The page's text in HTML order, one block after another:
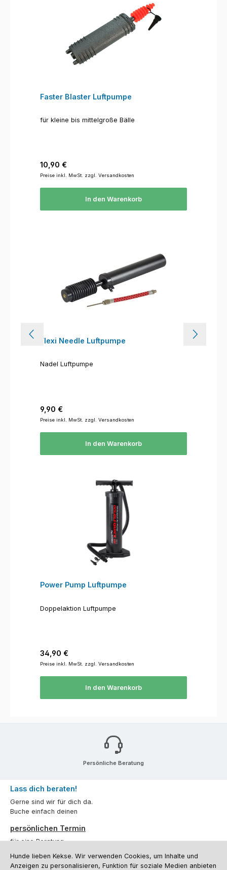
Faster Blaster Luftpumpe
für kleine bis mittelgroße Bälle
Regulärer Preis:
10,90 €
Preise inkl. MwSt. zzgl. Versandkosten
In den Warenkorb
Flexi Needle Luftpumpe
Nadel Luftpumpe
Regulärer Preis:
9,90 €
Preise inkl. MwSt. zzgl. Versandkosten
In den Warenkorb
Power Pump Luftpumpe
Doppelaktion Luftpumpe
Regulärer Preis:
34,90 €
Preise inkl. MwSt. zzgl. Versandkosten
In den Warenkorb
Persönliche Beratung
Lass dich beraten!
Gerne sind wir für dich da.
Buche einfach deinen
persönlichen Termin
für eine Beratung.
Oder über unserKontaktformular.
Hunde lieben Kekse. Wir verwenden Cookies, um Inhalte und
Anzeigen zu personalisieren, Funktion für soziale Medien anbieten